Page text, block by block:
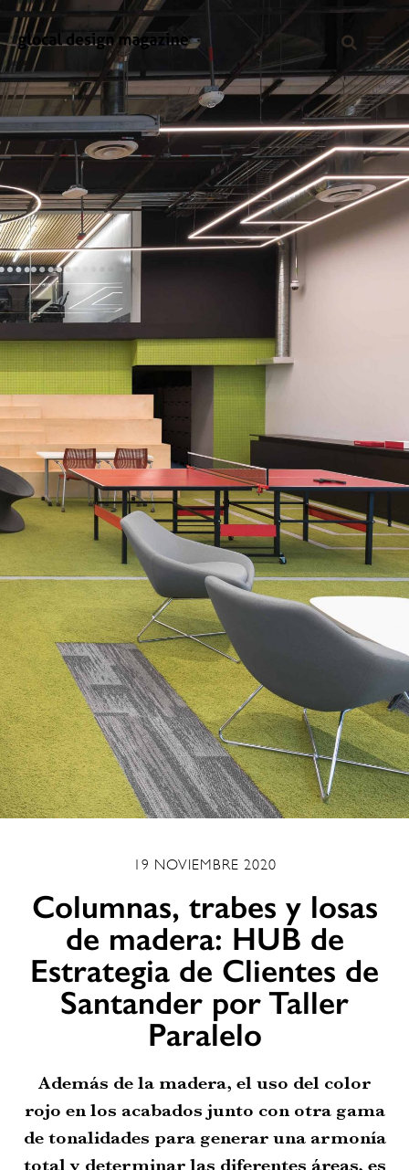
19 NOVIEMBRE 2020
Columnas, trabes y losas
de madera: HUB de
Estrategia de Clientes de
Santander por Taller
Paralelo
Además de la madera, el uso del color
rojo en los acabados junto con otra gama
de tonalidades para generar una armonía
total y determinar las diferentes áreas, es